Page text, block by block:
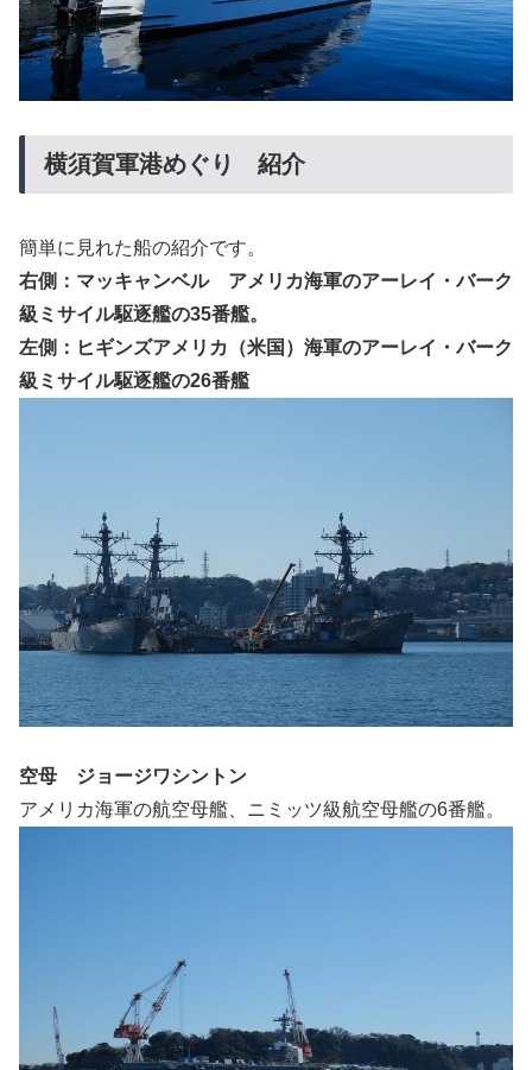
横須賀軍港めぐり 紹介
簡単に見れた船の紹介です。
右側：マッキャンベル アメリカ海軍のアーレイ・バーク
級ミサイル駆逐艦の35番艦。
左側：ヒギンズアメリカ（米国）海軍のアーレイ・バーク
級ミサイル駆逐艦の26番艦
空母 ジョージワシントン
アメリカ海軍の航空母艦、ニミッツ級航空母艦の6番艦。